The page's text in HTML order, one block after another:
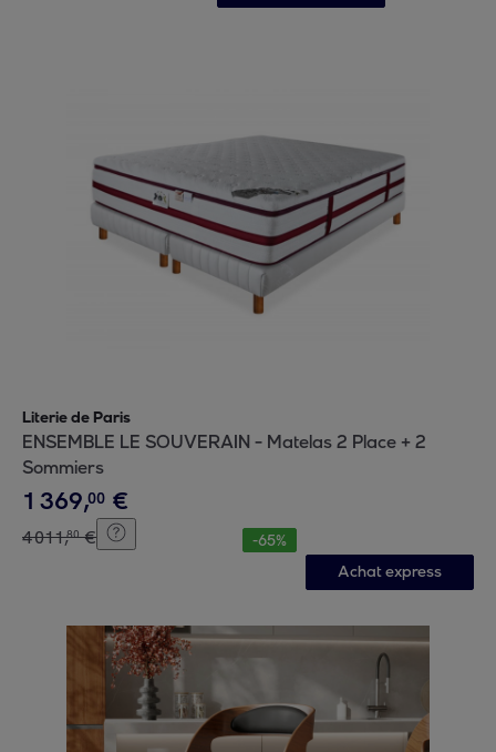
Literie de Paris
ENSEMBLE LE SOUVERAIN - Matelas 2 Place + 2
Sommiers
1 369,00 €
4011,80 € -65%
Achat express